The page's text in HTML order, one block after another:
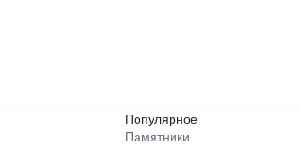
Популярное
Памятники